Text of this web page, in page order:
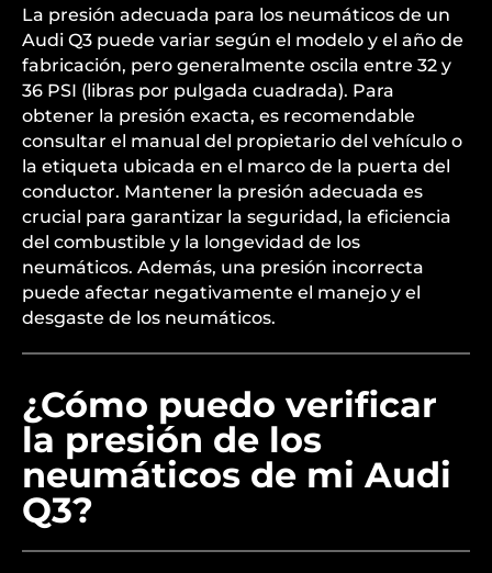
La presión adecuada para los neumáticos de un
Audi Q3 puede variar según el modelo y el año de
fabricación, pero generalmente oscila entre 32 y
36 PSI (libras por pulgada cuadrada). Para
obtener la presión exacta, es recomendable
consultar el manual del propietario del vehículo o
la etiqueta ubicada en el marco de la puerta del
conductor. Mantener la presión adecuada es
crucial para garantizar la seguridad, la eficiencia
del combustible y la longevidad de los
neumáticos. Además, una presión incorrecta
puede afectar negativamente el manejo y el
desgaste de los neumáticos.
¿Cómo puedo verificar
la presión de los
neumáticos de mi Audi
Q3?